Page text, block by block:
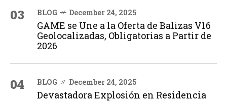
03 BLOG December 24, 2025
GAME se Une a la Oferta de Balizas V16
Geolocalizadas, Obligatorias a Partir de
2026
04 BLOG December 24, 2025
Devastadora Explosión en Residencia